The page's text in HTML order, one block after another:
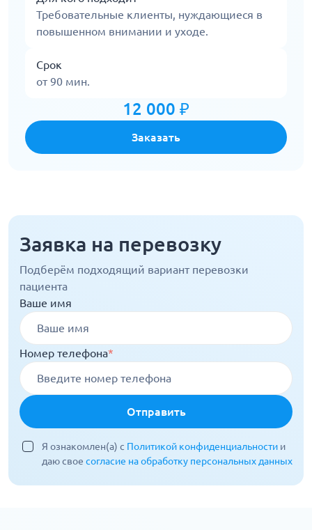
Требовательные клиенты, нуждающиеся в
повышенном внимании и уходе.
Срок
от 90 мин.
12 000 ₽
Заказать
Заявка на перевозку
Подберём подходящий вариант перевозки
пациента
Ваше имя
Номер телефона*
Отправить
Я ознакомлен(а) с Политикой конфиденциальности и
даю свое согласие на обработку персональных данных